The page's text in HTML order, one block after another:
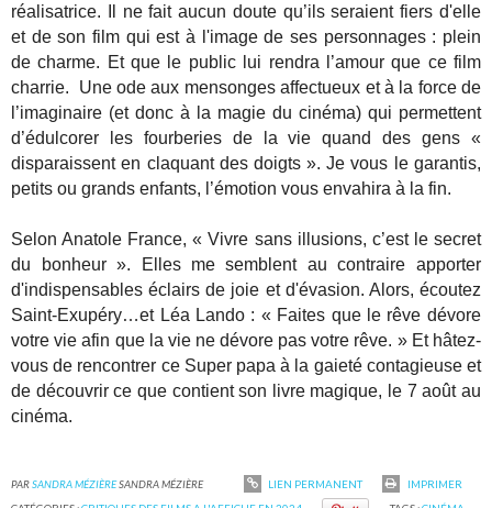
réalisatrice. Il ne fait aucun doute qu’ils seraient fiers d'elle
et de son film qui est à l'image de ses personnages : plein
de charme. Et que le public lui rendra l’amour que ce film
charrie. Une ode aux mensonges affectueux et à la force de
l’imaginaire (et donc à la magie du cinéma) qui permettent
d’édulcorer les fourberies de la vie quand des gens «
disparaissent en claquant des doigts ». Je vous le garantis,
petits ou grands enfants, l’émotion vous envahira à la fin.
Selon Anatole France, « Vivre sans illusions, c’est le secret
du bonheur ». Elles me semblent au contraire apporter
d'indispensables éclairs de joie et d'évasion. Alors, écoutez
Saint-Exupéry…et Léa Lando : « Faites que le rêve dévore
votre vie afin que la vie ne dévore pas votre rêve. » Et hâtez-
vous de rencontrer ce Super papa à la gaieté contagieuse et
de découvrir ce que contient son livre magique, le 7 août au
cinéma.
PARSANDRA MÉZIÈRESANDRA MÉZIÈRE LIEN PERMANENT
IMPRIMER